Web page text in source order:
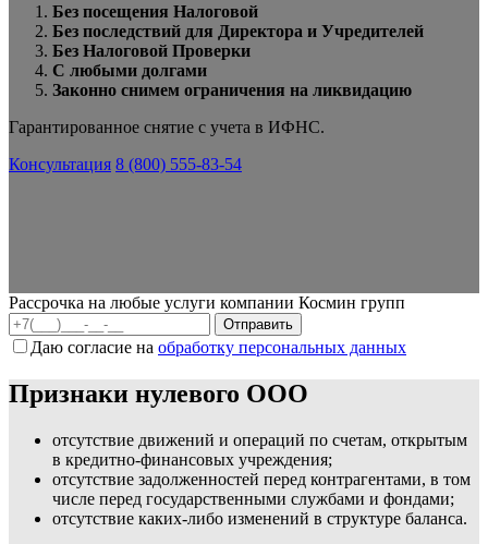
Без посещения Налоговой
Без последствий для Директора и Учредителей
Без Налоговой Проверки
С любыми долгами
Законно снимем ограничения на ликвидацию
Гарантированное снятие с учета в ИФНС.
Консультация 8 (800) 555-83-54
Рассрочка на любые услуги компании Космин групп
Даю согласие на обработку персональных данных
Признаки нулевого ООО
отсутствие движений и операций по счетам, открытым
в кредитно-финансовых учреждения;
отсутствие задолженностей перед контрагентами, в том
числе перед государственными службами и фондами;
отсутствие каких-либо изменений в структуре баланса.